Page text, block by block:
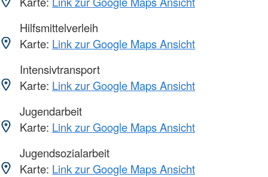
Hilfsmittelverleih
Karte: Link zur Google Maps Ansicht
Intensivtransport
Karte: Link zur Google Maps Ansicht
Jugendarbeit
Karte: Link zur Google Maps Ansicht
Jugendsozialarbeit
Karte: Link zur Google Maps Ansicht